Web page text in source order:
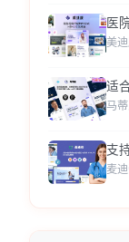
医
美
适
马
支
麦